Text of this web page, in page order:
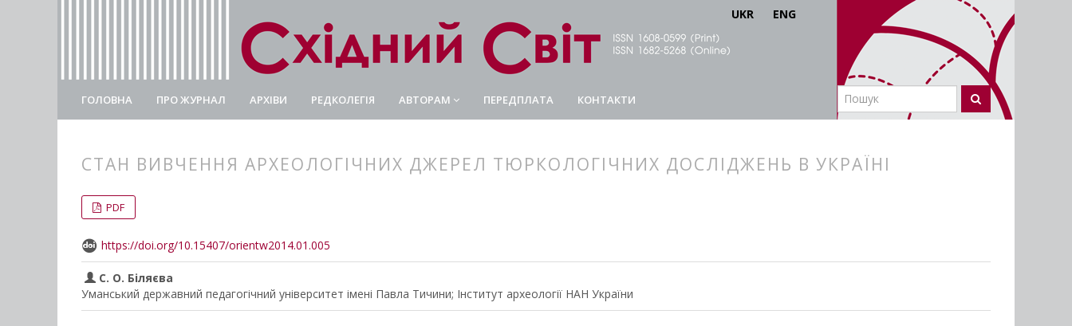
UKR ENG
ГОЛОВНА ПРО ЖУРНАЛ АРХІВИ РЕДКОЛЕГІЯ АВТОРАМ ПЕРЕДПЛАТА КОНТАКТИ
СТАН ВИВЧЕННЯ АРХЕОЛОГІЧНИХ ДЖЕРЕЛ ТЮРКОЛОГІЧНИХ ДОСЛІДЖЕНЬ В УКРАЇНІ
##plugins.themes.bootstrap3.article.main##
##plugins.themes.bootstrap3.article.sidebar##
PDF
https://doi.org/10.15407/orientw2014.01.005
С. О. Біляєва
Уманський державний педагогічний університет імені Павла Тичини; Інститут археології НАН України